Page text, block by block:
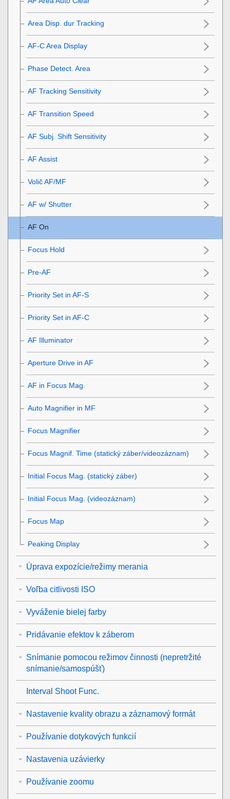
Area Disp. dur Tracking
AF-C Area Display
Phase Detect. Area
AF Tracking Sensitivity
AF Transition Speed
AF Subj. Shift Sensitivity
AF Assist
Volič AF/MF
AF w/ Shutter
AF On
Focus Hold
Pre-AF
Priority Set in AF-S
Priority Set in AF-C
AF Illuminator
Aperture Drive in AF
AF in Focus Mag.
Auto Magnifier in MF
Focus Magnifier
Focus Magnif. Time (statický záber/videozáznam)
Initial Focus Mag. (statický záber)
Initial Focus Mag. (videozáznam)
Focus Map
Peaking Display
Úprava expozície/režimy merania
Voľba citlivosti ISO
Vyváženie bielej farby
Pridávanie efektov k záberom
Snímanie pomocou režimov činnosti (nepretržité
snímanie/samospúšť)
Interval Shoot Func.
Nastavenie kvality obrazu a záznamový formát
Používanie dotykových funkcií
Nastavenia uzávierky
Používanie zoomu